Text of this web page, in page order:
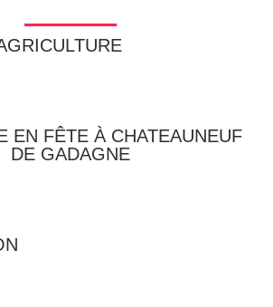
EN FÊTE À CHATEAUNEUF
DE GADAGNE